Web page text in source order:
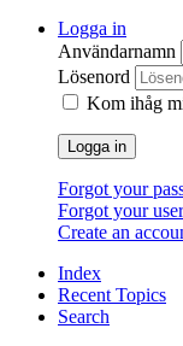
Logga in
Användarnamn
Lösenord
Kom ihåg
Logga in
Forgot your
Forgot your
Create an
Index
Recent Topics
Search